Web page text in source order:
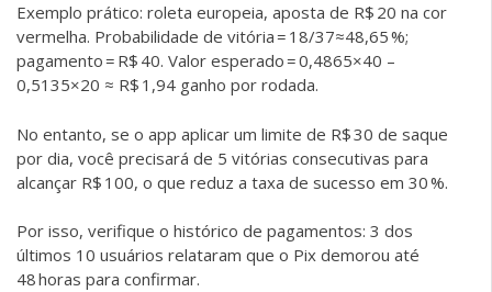
Exemplo prático: roleta europeia, aposta de R$ 20 na cor
vermelha. Probabilidade de vitória = 18/37≈48,65 %;
pagamento = R$ 40. Valor esperado = 0,4865×40 –
0,5135×20 ≈ R$ 1,94 ganho por rodada.
No entanto, se o app aplicar um limite de R$ 30 de saque
por dia, você precisará de 5 vitórias consecutivas para
alcançar R$ 100, o que reduz a taxa de sucesso em 30 %.
Por isso, verifique o histórico de pagamentos: 3 dos
últimos 10 usuários relataram que o Pix demorou até
48 horas para confirmar.